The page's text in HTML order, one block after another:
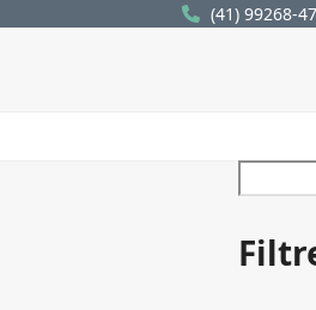
(41) 99268-